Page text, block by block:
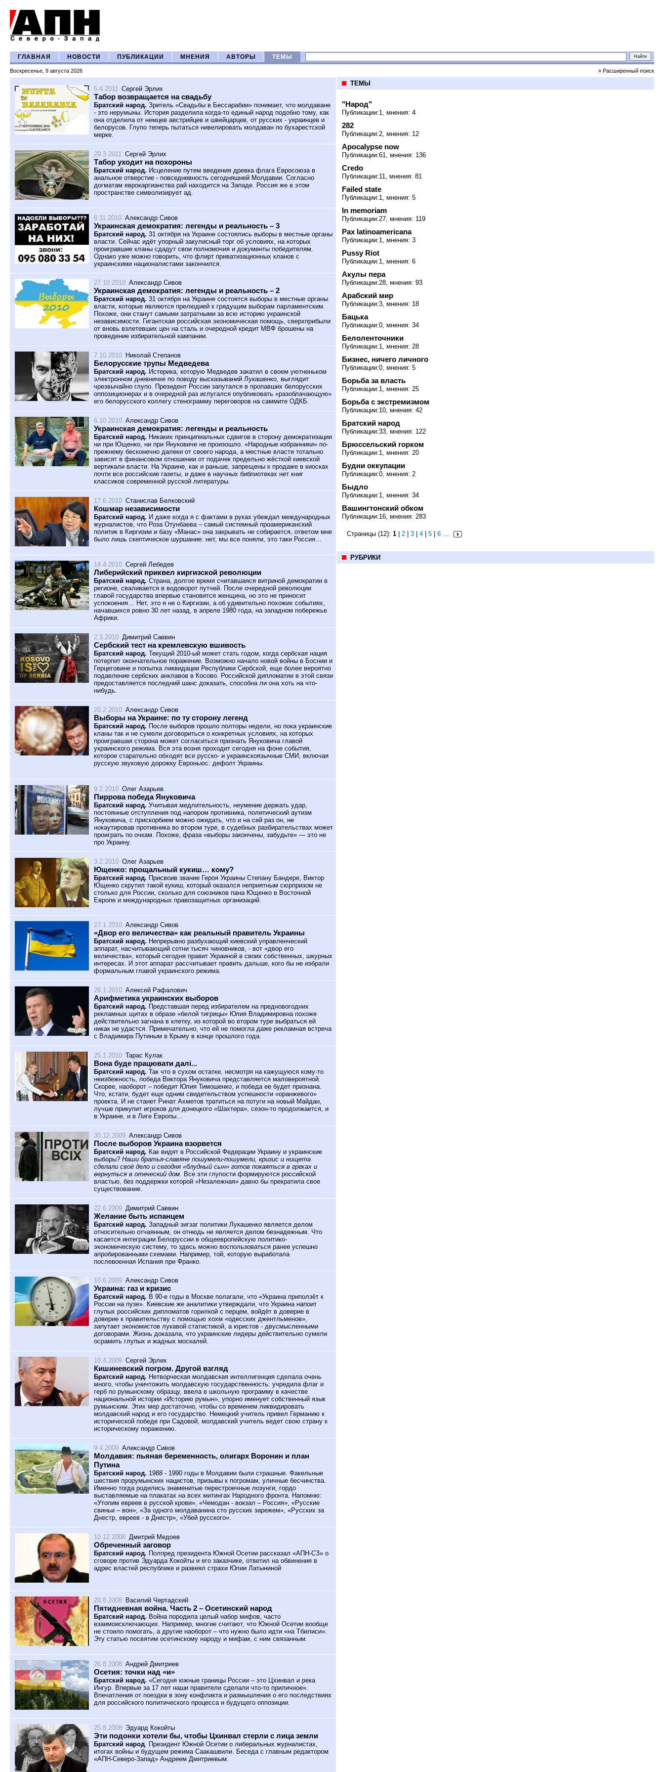
ГЛАВНАЯ НОВОСТИ ПУБЛИКАЦИИ МНЕНИЯ АВТОРЫ ТЕМЫ
Воскресенье, 9 августа 2026 » Расширенный поиск
5.4.2011 Сергей Эрлих
Табор возвращается на свадьбу
Братский народ. Зритель «Свадьбы в Бессарабии» понимает, что молдаване
- это нерумыны. История разделила когда-то единый народ подобно тому, как
она отделила от немцев австрийцев и швейцарцев, от русских - украинцев и
белорусов. Глупо теперь пытаться нивелировать молдаван по бухарестской
мерке.
29.3.2011 Сергей Эрлих
Табор уходит на похороны
Братский народ. Исцеление путем введения древка флага Евросоюза в
анальное отверстие - повседневность сегодняшней Молдавии. Согласно
догматам еврокаргианства рай находится на Западе. Россия же в этом
пространстве символизирует ад.
8.11.2010 Александр Сивов
Украинская демократия: легенды и реальность – 3
Братский народ. 31 октября на Украине состоялись выборы в местные органы
власти. Сейчас идёт упорный закулисный торг об условиях, на которых
проигравшие кланы сдадут свои полномочия и документы победителям.
Однако уже можно говорить, что флирт приватизационных кланов с
украинскими националистами закончился.
27.10.2010 Александр Сивов
Украинская демократия: легенды и реальность – 2
Братский народ. 31 октября на Украине состоятся выборы в местные органы
власти, которые являются прелюдией к грядущим выборам парламентским.
Похоже, они станут самыми затратными за всю историю украинской
независимости. Гигантская российская экономическая помощь, сверхприбыли
от вновь взлетевших цен на сталь и очередной кредит МВФ брошены на
проведение избирательной кампании.
7.10.2010 Николай Степанов
Белорусские трупы Медведева
Братский народ. Истерика, которую Медведев закатил в своем уютненьком
электронном дневничке по поводу высказываний Лукашенко, выглядит
чрезвычайно глупо. Президент России запутался в пропавших белорусских
оппозиционерах и в очередной раз испугался опубликовать «разоблачающую»
его белорусского коллегу стенограмму переговоров на саммите ОДКБ.
6.10.2010 Александр Сивов
Украинская демократия: легенды и реальность
Братский народ. Никаких принципиальных сдвигов в сторону демократизации
ни при Ющенко, ни при Януковиче не произошло. «Народные избранники» по-
прежнему бесконечно далеки от своего народа, а местные власти тотально
зависят в финансовом отношении от подачек предельно жёсткой киевской
вертикали власти. На Украине, как и раньше, запрещены к продаже в киосках
почти все российские газеты, и даже в научных библиотеках нет книг
классиков современной русской литературы.
17.6.2010 Станислав Белковский
Кошмар независимости
Братский народ. И даже когда я с фактами в руках убеждал международных
журналистов, что Роза Отунбаева – самый системный проамериканский
политик в Киргизии и базу «Манас» она закрывать не собирается, ответом мне
было лишь скептическое шуршание: нет, мы все поняли, это таки Россия…
14.4.2010 Сергей Лебедев
Либерийский приквел киргизской революции
Братский народ. Страна, долгое время считавшаяся витриной демократии в
регионе, сваливается в водоворот путчей. После очередной революции
главой государства впервые становится женщина, но это не приносит
успокоения… Нет, это я не о Киргизии, а об удивительно похожих событиях,
начавшихся ровно 30 лет назад, в апреле 1980 года, на западном побережье
Африки.
2.3.2010 Димитрий Саввин
Сербский тест на кремлевскую вшивость
Братский народ. Текущий 2010-ый может стать годом, когда сербская нация
потерпит окончательное поражение. Возможно начало новой войны в Боснии и
Герцеговине и попытка ликвидации Республики Сербской, еще более вероятно
подавление сербских анклавов в Косово. Российской дипломатии в этой связи
предоставляется последний шанс доказать, способна ли она хоть на что-
нибудь.
20.2.2010 Александр Сивов
Выборы на Украине: по ту сторону легенд
Братский народ. После выборов прошло полторы недели, но пока украинские
кланы так и не сумели договориться о конкретных условиях, на которых
проигравшая сторона может согласиться признать Януковича главой
украинского режима. Вся эта возня проходит сегодня на фоне события,
которое старательно обходят все русско- и украинскоязычные СМИ, включая
русскую звуковую дорожку Евроньюс: дефолт Украины.
9.2.2010 Олег Азарьев
Пиррова победа Януковича
Братский народ. Учитывая медлительность, неумение держать удар,
постоянные отступления под напором противника, политический аутизм
Януковича, с прискорбием можно ожидать, что и на сей раз он, не
нокаутировав противника во втором туре, в судебных разбирательствах может
проиграть по очкам. Похоже, фраза «выборы закончены, забудьте» — это не
про Украину.
3.2.2010 Олег Азарьев
Ющенко: прощальный кукиш… кому?
Братский народ. Присвоив звание Героя Украины Степану Бандере, Виктор
Ющенко скрутил такой кукиш, который оказался неприятным сюрпризом не
столько для России, сколько для союзников пана Ющенко в Восточной
Европе и международных правозащитных организаций.
27.1.2010 Александр Сивов
«Двор его величества» как реальный правитель Украины
Братский народ. Непрерывно разбухающий киевский управленческий
аппарат, насчитывающий сотни тысяч чиновников, - вот «двор его
величества», который сегодня правит Украиной в своих собственных, шкурных
интересах. И этот аппарат рассчитывает править дальше, кого бы не избрали
формальным главой украинского режима.
26.1.2010 Алексей Рафалович
Арифметика украинских выборов
Братский народ. Представшая перед избирателем на предновогодних
рекламных щитах в образе «белой тигрицы» Юлия Владимировна похоже
действительно загнана в клетку, из которой во втором туре выбраться ей
никак не удастся. Примечательно, что ей не помогла даже рекламная встреча
с Владимира Путиным в Крыму в конце прошлого года.
25.1.2010 Тарас Кулак
Вона буде працювати далi...
Братский народ. Так что в сухом остатке, несмотря на кажущуюся кому-то
неизбежность, победа Виктора Януковича представляется маловероятной.
Скорее, наоборот – победит Юлия Тимошенко, и победа ее будет признана.
Что, кстати, будет еще одним свидетельством успешности «оранжевого»
проекта. И не станет Ринат Ахметов тратиться на потуги на новый Майдан,
лучше прикупит игроков для донецкого «Шахтера», сезон-то продолжается, и
в Украине, и в Лиге Европы…
30.12.2009 Александр Сивов
После выборов Украина взорвется
Братский народ. Как видят в Российской Федерации Украину и украинские
выборы? Наши братья-славяне пошумели-пошумели, кризис и нищета
сделали своё дело и сегодня «блудный сын» готов покаяться в грехах и
вернуться в отеческий дом. Все эти глупости формируются российской
властью, без поддержки которой «Незалежная» давно бы прекратила свое
существование.
22.6.2009 Димитрий Саввин
Желание быть испанцем
Братский народ. Западный зигзаг политики Лукашенко является делом
относительно отчаянным, он отнюдь не является делом безнадежным. Что
касается интеграции Белоруссии в общеевропейскую политико-
экономическую систему, то здесь можно воспользоваться ранее успешно
апробированными схемами. Например, той, которую выработала
послевоенная Испания при Франко.
10.6.2009 Александр Сивов
Украина: газ и кризис
Братский народ. В 90-е годы в Москве полагали, что «Украина приползёт к
России на пузе». Киевские же аналитики утверждали, что Украина напоит
глупых российских дипломатов горилкой с перцем, войдёт в доверие в
доверие к правительству с помощью хохм «одесских джентльменов»,
запутает экономистов лукавой статистикой, а юристов - двусмысленными
договорами. Жизнь доказала, что украинские лидеры действительно сумели
осрамить глупых и жадных москалей.
10.4.2009 Сергей Эрлих
Кишиневский погром. Другой взгляд
Братский народ. Нетворческая молдавская интеллигенция сделала очень
много, чтобы уничтожить молдавскую государственность: учредила флаг и
герб по румынскому образцу, ввела в школьную программу в качестве
национальной истории «Историю румын», упорно именует собственный язык
румынским. Этих мер достаточно, чтобы со временем ликвидировать
молдавский народ и его государство. Немецкий учитель привел Германию к
исторической победе при Садовой, молдавский учитель ведет свою страну к
историческому поражению.
9.4.2009 Александр Сивов
Молдавия: пьяная беременность, олигарх Воронин и план
Путина
Братский народ. 1988 - 1990 годы в Молдавии были страшные. Факельные
шествия прорумынских нацистов, призывы к погромам, уличные бесчинства.
Именно тогда родились знаменитые перестроечные лозунги, гордо
выставляемые на плакатах на всех митингах Народного фронта. Напомню:
«Утопим евреев в русской крови», «Чемодан - вокзал – Россия», «Русские
свиньи – вон», «За одного молдаванина сто русских зарежем», «Русских за
Днестр, евреев - в Днестр», «Убей русского».
10.12.2008 Дмитрий Медоев
Обреченный заговор
Братский народ. Полпред президента Южной Осетии рассказал «АПН-СЗ» о
сговоре против Эдуарда Кокойты и его заказчике, ответил на обвинения в
адрес властей республике и развеял страхи Юлии Латыниной
29.8.2008 Василий Чертадский
Пятидневная война. Часть 2 – Осетинский народ
Братский народ. Война породила целый набор мифов, часто
взаимоисключающих. Например, многие считают, что Южной Осетии вообще
не стоило помогать, а другие наоборот – что нужно было идти «на Тбилиси».
Эту статью посвятим осетинскому народу и мифам, с ним связанным.
26.8.2008 Андрей Дмитриев
Осетия: точки над «и»
Братский народ. «Сегодня южные границы России – это Цхинвал и река
Ингур. Впервые за 17 лет наши правители сделали что-то приличное».
Впечатления от поездки в зону конфликта и размышления о его последствиях
для российского политического процесса и будущего оппозиции.
25.8.2008 Эдуард Кокойты
Эти подонки хотели бы, чтобы Цхинвал стерли с лица земли
Братский народ . Президент Южной Осетии о либеральных журналистах,
итогах войны и будущем режима Саакашвили. Беседа с главным редактором
«АПН-Северо-Запад» Андреем Дмитриевым.
ТЕМЫ
"Народ"
Публикации:1, мнения: 4
282
Публикации:2, мнения: 12
Apocalypse now
Публикации:61, мнения: 136
Credo
Публикации:11, мнения: 81
Failed state
Публикации:1, мнения: 5
In memoriam
Публикации:27, мнения: 119
Pax latinoamericana
Публикации:1, мнения: 3
Pussy Riot
Публикации:1, мнения: 6
Акулы пера
Публикации:28, мнения: 93
Арабский мир
Публикации:3, мнения: 18
Бацька
Публикации:0, мнения: 34
Белоленточники
Публикации:1, мнения: 28
Бизнес, ничего личного
Публикации:0, мнения: 5
Борьба за власть
Публикации:1, мнения: 25
Борьба с экстремизмом
Публикации:10, мнения: 42
Братский народ
Публикации:33, мнения: 122
Брюссельский горком
Публикации:1, мнения: 20
Будни оккупации
Публикации:0, мнения: 2
Быдло
Публикации:1, мнения: 34
Вашингтонский обком
Публикации:16, мнения: 283
Страницы (12): 1 2 3 4 5 6 …
РУБРИКИ